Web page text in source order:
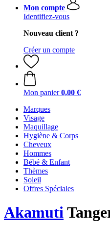
Mon compte
Identifiez-vous
Nouveau client ?
Créer un compte
Mon panier 0,00 €
Marques
Visage
Maquillage
Hygiène & Corps
Cheveux
Hommes
Bébé & Enfant
Thèmes
Soleil
Offres Spéciales
Akamuti